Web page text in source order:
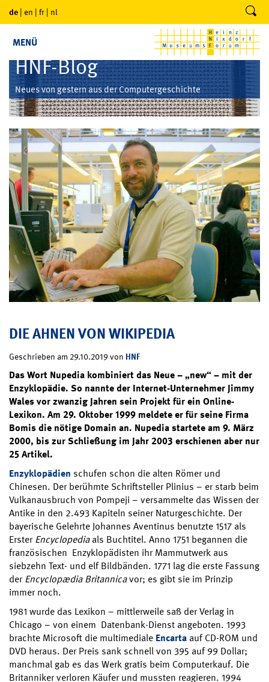
de | en | fr | nl
MENÜ
HNF-Blog
Neues von gestern aus der Computergeschichte
DIE AHNEN VON WIKIPEDIA
Geschrieben am 29.10.2019 von HNF
Das Wort Nupedia kombiniert das Neue – „new“ – mit der
Enzyklopädie. So nannte der Internet-Unternehmer Jimmy
Wales vor zwanzig Jahren sein Projekt für ein Online-
Lexikon. Am 29. Oktober 1999 meldete er für seine Firma
Bomis die nötige Domain an. Nupedia startete am 9. März
2000, bis zur Schließung im Jahr 2003 erschienen aber nur
25 Artikel.
Enzyklopädien schufen schon die alten Römer und
Chinesen. Der berühmte Schriftsteller Plinius – er starb beim
Vulkanausbruch von Pompeji – versammelte das Wissen der
Antike in den 2.493 Kapiteln seiner Naturgeschichte. Der
bayerische Gelehrte Johannes Aventinus benutzte 1517 als
ErsterEncyclopediaals Buchtitel. Anno 1751 begannen die
französischen Enzyklopädisten ihr Mammutwerk aus
siebzehn Text- und elf Bildbänden. 1771 lag die erste Fassung
derEncyclopædia Britannicavor; es gibt sie im Prinzip
immer noch.
1981 wurde das Lexikon – mittlerweile saß der Verlag in
Chicago – von einem Datenbank-Dienst angeboten. 1993
brachte Microsoft die multimediale Encarta auf CD-ROM und
DVD heraus. Der Preis sank schnell von 395 auf 99 Dollar;
manchmal gab es das Werk gratis beim Computerkauf. Die
Britanniker verloren Käufer und mussten reagieren. 1994